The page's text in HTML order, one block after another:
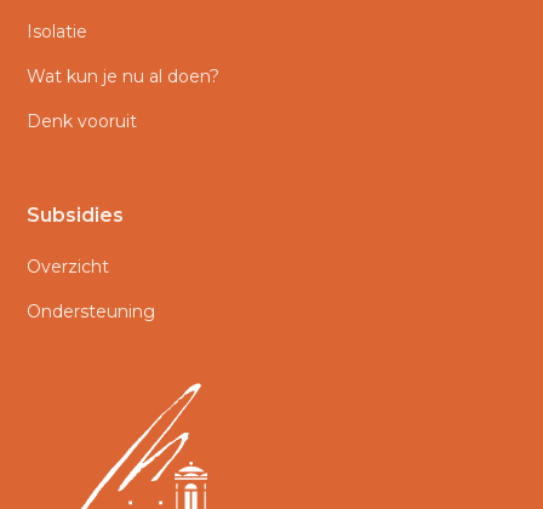
Isolatie
Wat kun je nu al doen?
Denk vooruit
Subsidies
Overzicht
Ondersteuning